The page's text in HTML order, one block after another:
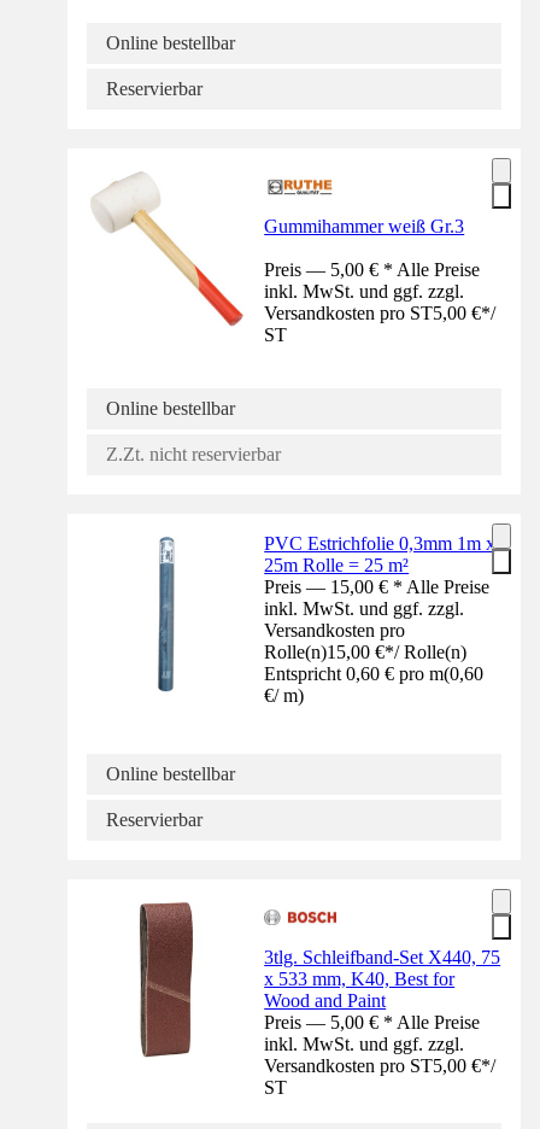
Online bestellbar
Reservierbar
Gummihammer weiß Gr.3
Preis — 5,00 € * Alle Preise
inkl. MwSt. und ggf. zzgl.
Versandkosten pro ST5,00 €*/
ST
Online bestellbar
Z.Zt. nicht reservierbar
PVC Estrichfolie 0,3mm 1m x
25m Rolle = 25 m²
Preis — 15,00 € * Alle Preise
inkl. MwSt. und ggf. zzgl.
Versandkosten pro
Rolle(n)15,00 €*/ Rolle(n)
Entspricht 0,60 € pro m(0,60
€/ m)
Online bestellbar
Reservierbar
3tlg. Schleifband-Set X440, 75
x 533 mm, K40, Best for
Wood and Paint
Preis — 5,00 € * Alle Preise
inkl. MwSt. und ggf. zzgl.
Versandkosten pro ST5,00 €*/
ST